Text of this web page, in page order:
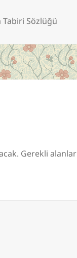
Tabiri Sözlüğü
Gerekli alanlar